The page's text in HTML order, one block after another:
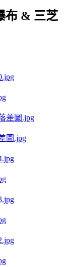
布 & 三芝
圖.jpg